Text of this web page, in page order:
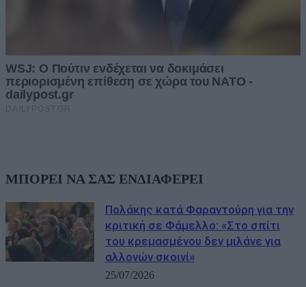
ΜΠΟΡΕΙ ΝΑ ΣΑΣ ΕΝΔΙΑΦΕΡΕΙ
Πολάκης κατά Φαραντούρη για την
κριτική σε Φάμελλο: «Στο σπίτι
του κρεμασμένου δεν μιλάνε για
αλλονών σκοινί»
25/07/2026